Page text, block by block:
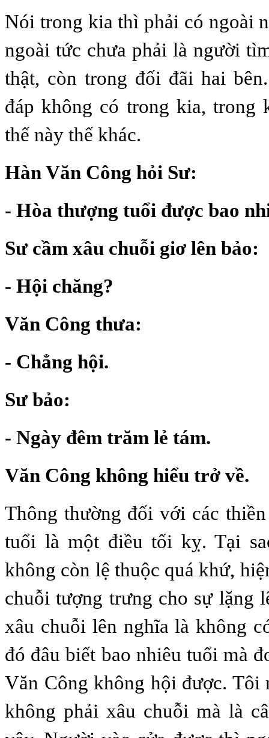
Nói trong kia thì phải có ngoài
ngoài tức chưa phải là người
thật, còn trong đối đãi hai
đáp không có trong kia, trong
thế này thế khác.
Hàn Văn Công hỏi Sư:
- Hòa thượng tuổi được bao
Sư cầm xâu chuỗi giơ lên bảo:
- Hội chăng?
Văn Công thưa:
- Chẳng hội.
Sư bảo:
- Ngày đêm trăm lẻ tám.
Văn Công không hiểu trở về.
Thông thường đối với các
tuổi là một điều tối kỵ. Tại
không còn lệ thuộc quá khứ,
chuỗi tượng trưng cho sự lặng
xâu chuỗi lên nghĩa là không
đó đâu biết bao nhiêu tuổi mà
Văn Công không hội được. Tôi
không phải xâu chuỗi mà là